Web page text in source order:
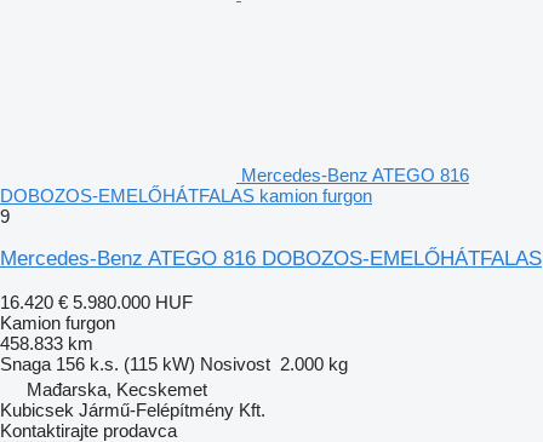
Mercedes-Benz ATEGO 816
DOBOZOS-EMELŐHÁTFALAS kamion furgon
9
Mercedes-Benz ATEGO 816 DOBOZOS-EMELŐHÁTFALAS
16.420 € 5.980.000 HUF
Kamion furgon
458.833 km
Snaga 156 k.s. (115 kW) Nosivost 2.000 kg
Mađarska, Kecskemet
Kubicsek Jármű-Felépítmény Kft.
Kontaktirajte prodavca